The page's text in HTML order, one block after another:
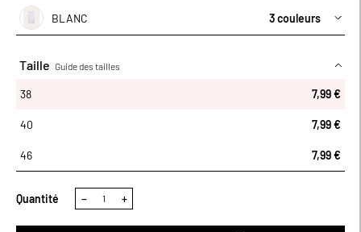
BLANC 3 couleurs
Taille Guide des tailles
38 7,99 €
40 7,99 €
46 7,99 €
Quantité − +